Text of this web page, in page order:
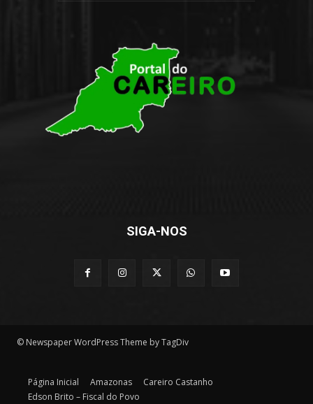
SIGA-NOS
© Newspaper WordPress Theme by TagDiv
Página Inicial Amazonas
Careiro Castanho
Edson Brito – Fiscal do Povo